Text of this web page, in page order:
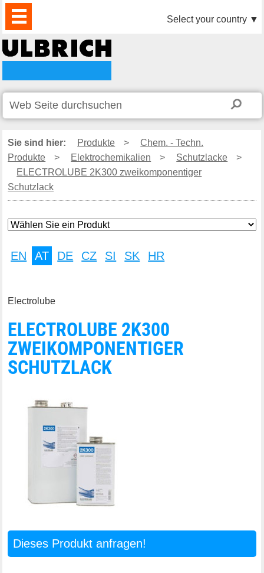
PRODUKTE
AKTUELLES
DOWNLOAD
VIDEO
PARTNER
UNTERNEHMEN
KONTAKTE Select your country ▼
Sie sind hier: Produkte >
Chem. - Techn.
Produkte
> Elektrochemikalien > Schutzlacke
>
ELECTROLUBE 2K300 zweikomponentiger
Schutzlack
EN AT DE CZ SI SK HR
Electrolube
ELECTROLUBE 2K300
ZWEIKOMPONENTIGER
SCHUTZLACK
Dieses Produkt anfragen!